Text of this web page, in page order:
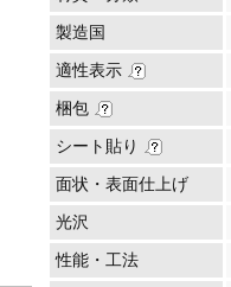
製造国
適性表示
梱包
シート貼り
面状・表面仕上げ
光沢
性能・工法